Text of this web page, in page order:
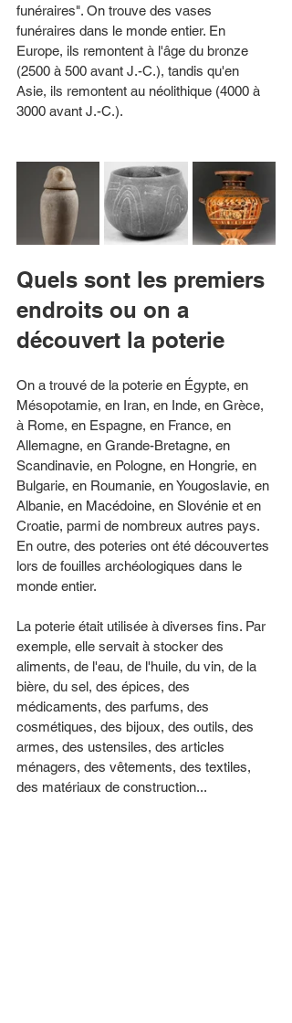
funéraires". On trouve des vases
funéraires dans le monde entier. En
Europe, ils remontent à l'âge du bronze
(2500 à 500 avant J.-C.), tandis qu'en
Asie, ils remontent au néolithique (4000 à
3000 avant J.-C.).
Quels sont les premiers
endroits ou on a
découvert la poterie
On a trouvé de la poterie en Égypte, en
Mésopotamie, en Iran, en Inde, en Grèce,
à Rome, en Espagne, en France, en
Allemagne, en Grande-Bretagne, en
Scandinavie, en Pologne, en Hongrie, en
Bulgarie, en Roumanie, en Yougoslavie, en
Albanie, en Macédoine, en Slovénie et en
Croatie, parmi de nombreux autres pays.
En outre, des poteries ont été découvertes
lors de fouilles archéologiques dans le
monde entier.
La poterie était utilisée à diverses fins. Par
exemple, elle servait à stocker des
aliments, de l'eau, de l'huile, du vin, de la
bière, du sel, des épices, des
médicaments, des parfums, des
cosmétiques, des bijoux, des outils, des
armes, des ustensiles, des articles
ménagers, des vêtements, des textiles,
des matériaux de construction...